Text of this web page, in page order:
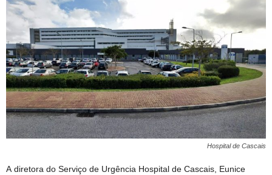
Hospital de Cascais
A diretora do Serviço de Urgência Hospital de Cascais, Eunice